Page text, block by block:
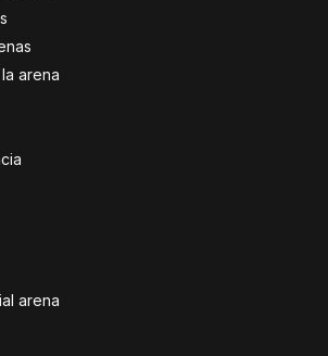
arena
arena